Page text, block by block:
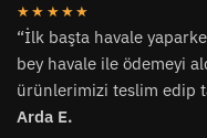
★★★★★
“İlk başta havale
bey havale ile ödemeyi
ürünlerimizi teslim edip
Arda E.